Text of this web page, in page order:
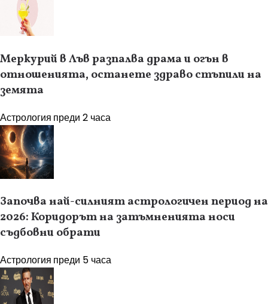
Меркурий в Лъв разпалва драма и огън в
отношенията, останете здраво стъпили на
земята
Астрология преди 2 часа
Започва най-силният астрологичен период на
2026: Коридорът на затъмненията носи
съдбовни обрати
Астрология преди 5 часа